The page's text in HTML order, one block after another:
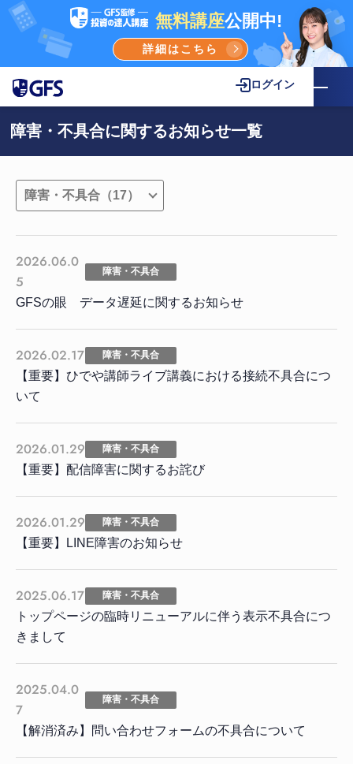
無料講座公開中!
詳細はこちら
ログイン
障害・不具合に関するお知らせ一覧
2026.06.0
5
障害・不具合
GFSの眼 データ遅延に関するお知らせ
2026.02.17 障害・不具合
【重要】ひでや講師ライブ講義における接続不具合につ
いて
2026.01.29 障害・不具合
【重要】配信障害に関するお詫び
2026.01.29 障害・不具合
【重要】LINE障害のお知らせ
2025.06.17 障害・不具合
トップページの臨時リニューアルに伴う表示不具合につ
きまして
2025.04.0
7
障害・不具合
【解消済み】問い合わせフォームの不具合について